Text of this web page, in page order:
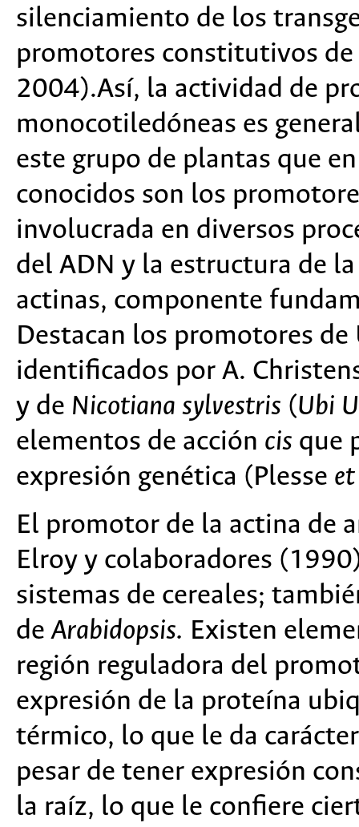
silenciamiento de los
promotores constitutivos
2004).Así, la actividad de
monocotiledóneas es
este grupo de plantas que
conocidos son los
involucrada en diversos
del ADN y la estructura de
actinas, componente
Destacan los promotores
identificados por A.
y de Nicotiana sylvestris (Ubi
elementos de acción cis que
expresión genética (Plesse
El promotor de la actina de
Elroy y colaboradores
sistemas de cereales;
deArabidopsis. Existen
región reguladora del
expresión de la proteína
térmico, lo que le da
pesar de tener expresión
la raíz, lo que le confiere